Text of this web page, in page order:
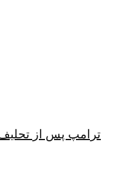
ترامپ پس از